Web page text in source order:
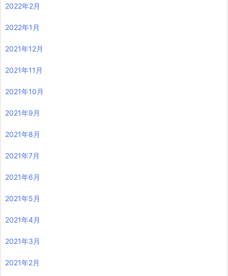
2022年2月
2022年1月
2021年12月
2021年11月
2021年10月
2021年9月
2021年8月
2021年7月
2021年6月
2021年5月
2021年4月
2021年3月
2021年2月